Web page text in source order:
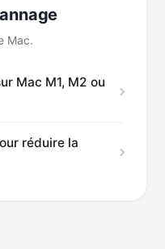
Mac.
Mac M1, M2 ou
réduire la